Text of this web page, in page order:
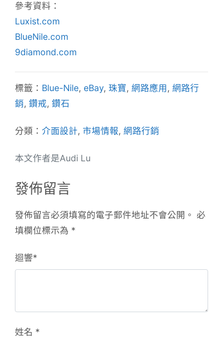
參考資料：
Luxist.com
BlueNile.com
9diamond.com
標籤： Blue-Nile, eBay, 珠寶, 網路應用, 網路行
銷, 鑽戒, 鑽石
分類： 介面設計, 市場情報, 網路行銷
本文作者是Audi Lu
發佈留言
發佈留言必須填寫的電子郵件地址不會公開。 必
填欄位標示為 *
迴響*
姓名 *